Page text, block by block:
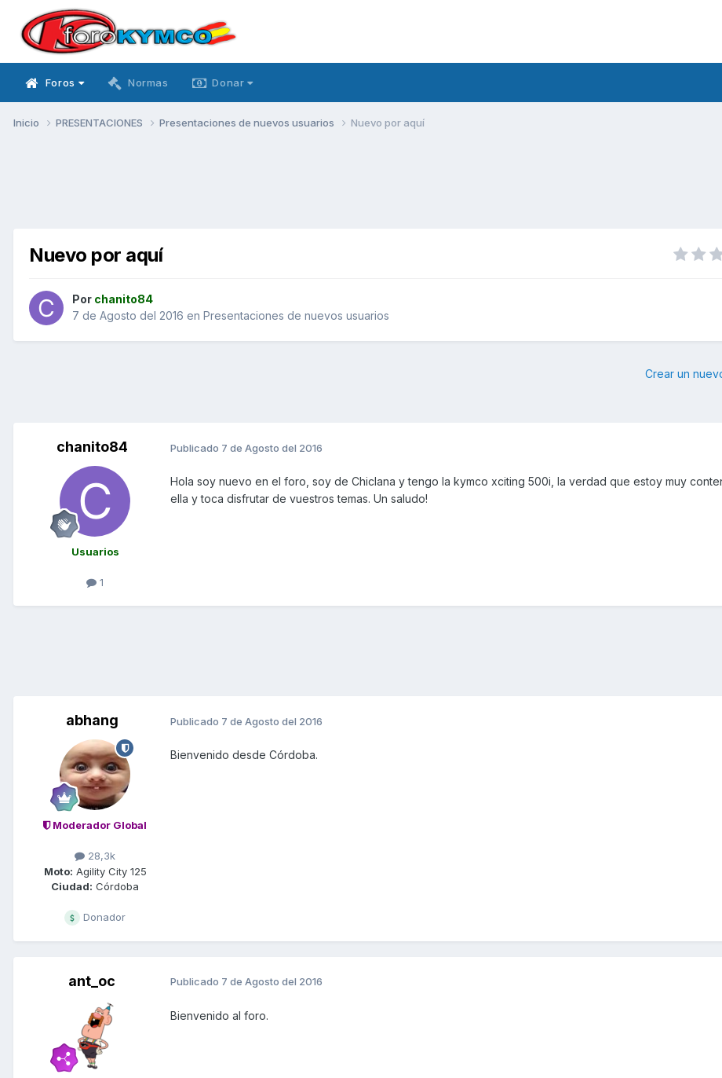
Foros Normas Donar
Inicio PRESENTACIONES Presentaciones de nuevos usuarios Nuevo por aquí
Nuevo por aquí
Por chanito84
7 de Agosto del 2016 en Presentaciones de nuevos usuarios
Crear un
chanito84
Usuarios
1
Publicado 7 de Agosto del 2016
Hola soy nuevo en el foro, soy de Chiclana y tengo la kymco xciting 500i, la verdad que estoy muy
ella y toca disfrutar de vuestros temas. Un saludo!
abhang
Moderador Global
28,3k
Moto: Agility City 125
Ciudad: Córdoba
Donador
Publicado 7 de Agosto del 2016
Bienvenido desde Córdoba.
ant_oc Publicado 7 de Agosto del 2016
Bienvenido al foro.